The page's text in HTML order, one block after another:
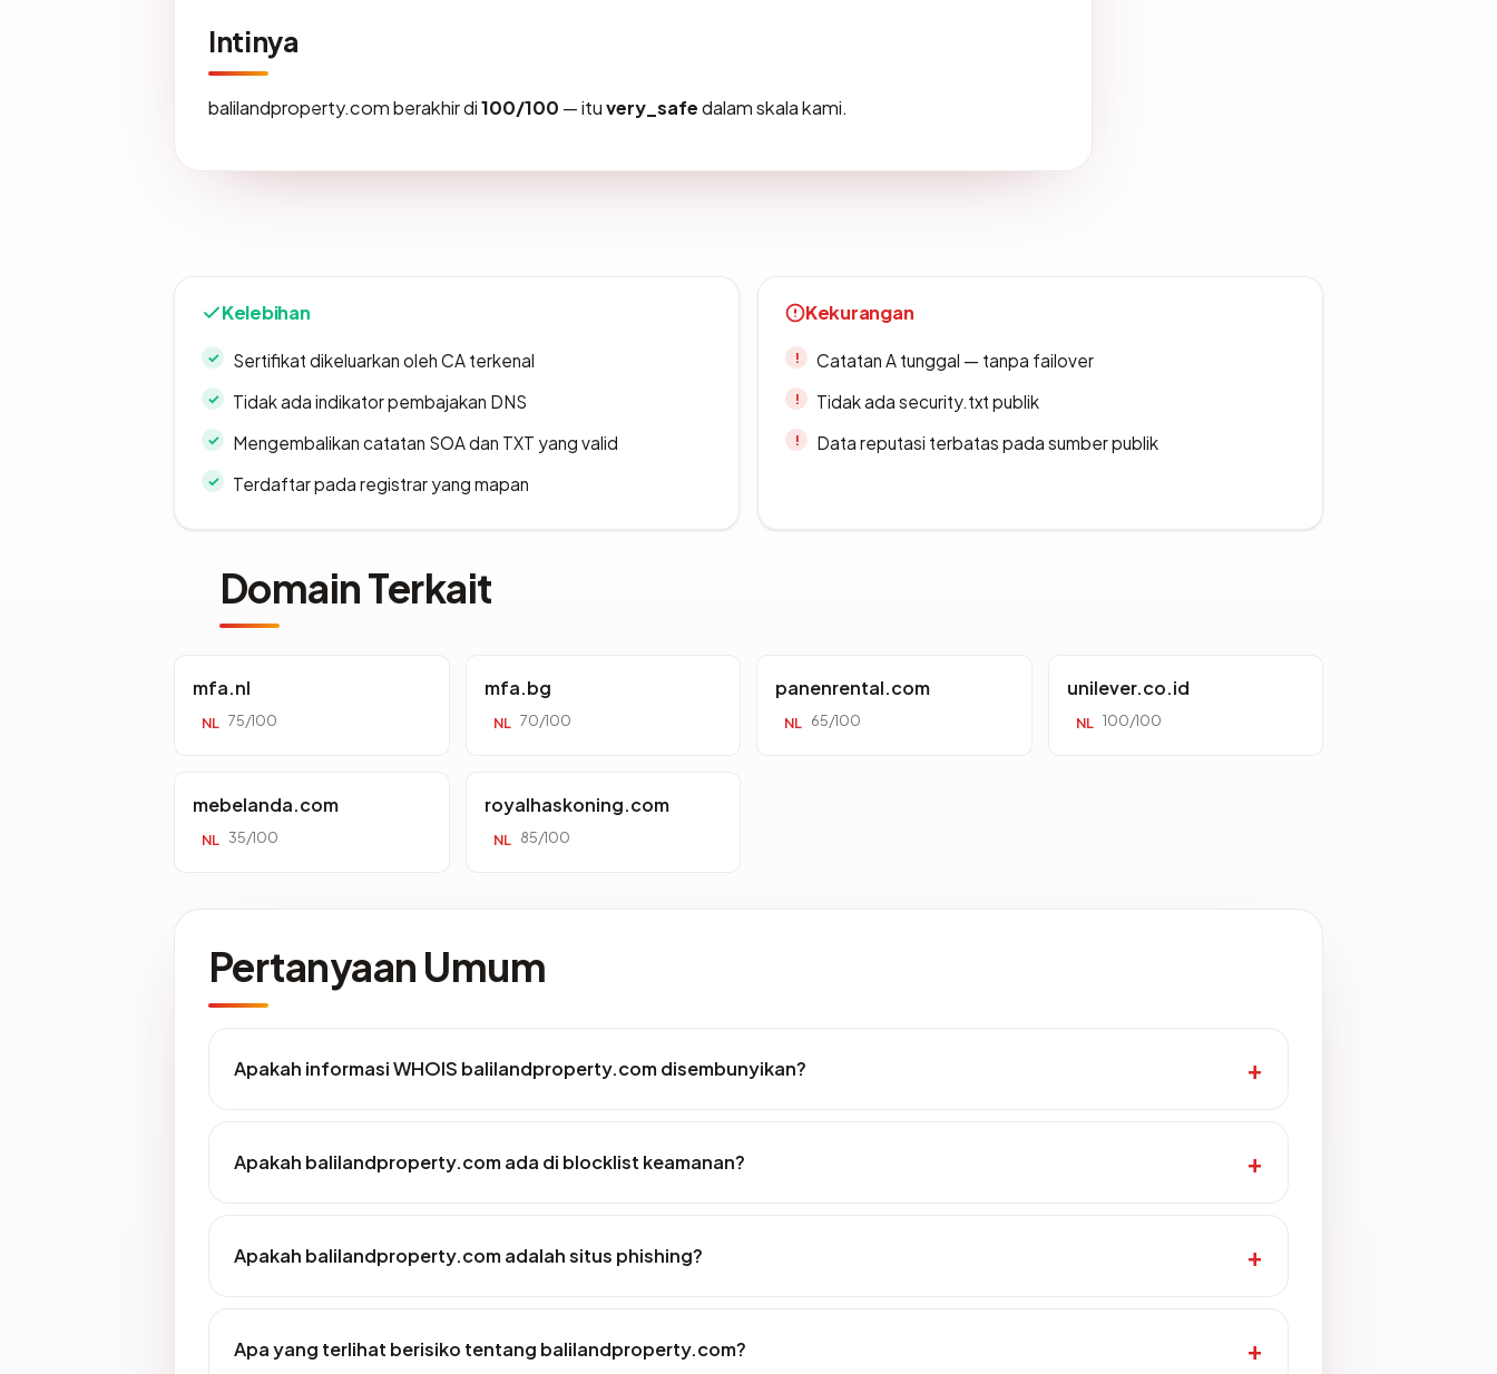
Intinya
balilandproperty.com berakhir di100/100 — ituvery_safedalam skala kami.
Kelebihan
Sertifikat dikeluarkan oleh CA terkenal
Tidak ada indikator pembajakan DNS
Mengembalikan catatan SOA dan TXT yang valid
Terdaftar pada registrar yang mapan
Kekurangan
Catatan A tunggal — tanpa failover
Tidak ada security.txt publik
Data reputasi terbatas pada sumber publik
Domain Terkait
mfa.nl
NL 75/100
mfa.bg
NL 70/100
panenrental.com
NL 65/100
unilever.co.id
NL 100/100
mebelanda.com
NL 35/100
royalhaskoning.com
NL 85/100
Pertanyaan Umum
Apakah informasi WHOIS balilandproperty.com disembunyikan?
Apakah balilandproperty.com ada di blocklist keamanan?
Apakah balilandproperty.com adalah situs phishing?
Apa yang terlihat berisiko tentang balilandproperty.com?